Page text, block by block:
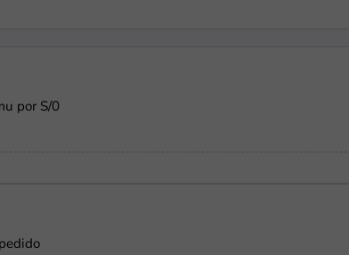
por S/0